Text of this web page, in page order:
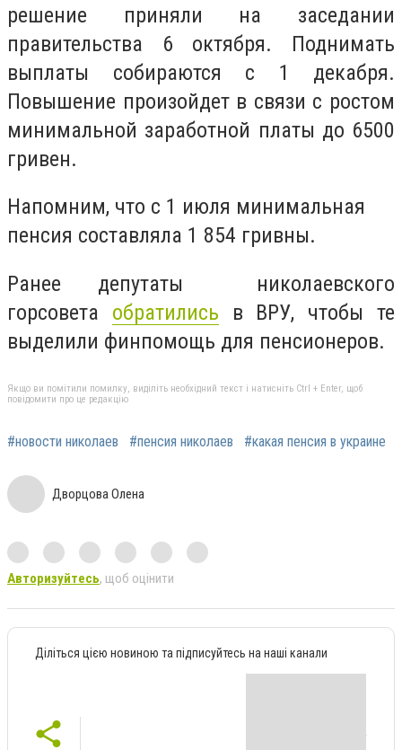
решение приняли на заседании
правительства 6 октября. Поднимать
выплаты собираются с 1 декабря.
Повышение произойдет в связи с ростом
минимальной заработной платы до 6500
гривен.
Напомним, что с 1 июля минимальная
пенсия составляла 1 854 гривны.
Ранее депутаты николаевского
горсовета обратились в ВРУ, чтобы те
выделили финпомощь для пенсионеров.
Якщо ви помітили помилку, виділіть необхідний текст і натисніть Ctrl + Enter, щоб
повідомити про це редакцію
#новости николаев #пенсия николаев #какая пенсия в украине
Дворцова Олена
Авторизуйтесь, щоб оцінити
Діліться цією новиною та підписуйтесь на наші канали